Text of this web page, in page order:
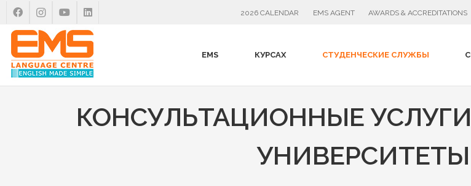
2026 CALENDAR EMS AGENT AWARDS & ACCREDITATIONS
EMS КУРСАХ СТУДЕНЧЕСКИЕ СЛУЖБЫ
КОНСУЛЬТАЦИОННЫЕ
УНИВЕРСИТЕТЫ